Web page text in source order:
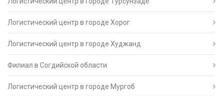
Логистический центр в городе Хорог
Логистический центр в городе Худжанд
Филиал в Согдийской области
Логистический центр в городе Мургоб